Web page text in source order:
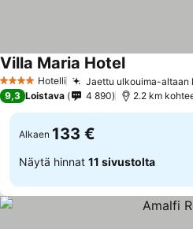
4 Tähtiluokitus
Hotelli Jaettu ulkouima-altaan
Villa Maria HotelKatso hinnat
9,3 Loistava 4 890 2.2 km
Alkaen 133 €
Näytä hinnat 11 sivustolta